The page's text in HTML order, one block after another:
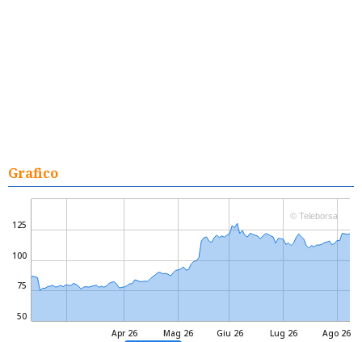
Grafico
Mag 26 Lug 26
Apr 26 Giu 26 Ago 26
50
75
100
125
© Teleborsa